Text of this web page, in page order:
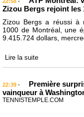
Zizou Bergs rejoint les
Zizou Bergs a réussi à
1000 de Montréal, une
9.415.724 dollars,
Lire la suite
22:39 -
Première
vainqueur à
TENNISTEMPLE.COM